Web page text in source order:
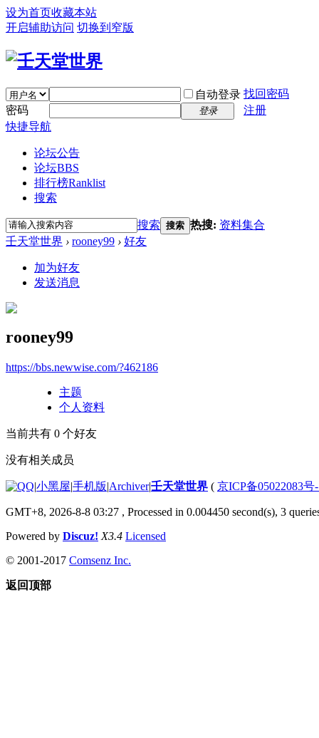
设为首页收藏本站
开启辅助访问 切换到窄版
自动登录 找回密码
密码
登录
注册
快捷导航
论坛公告
论坛BBS
排行榜Ranklist
搜索
搜索 搜索 热搜: 资料集合
壬天堂世界 › rooney99 › 好友
加为好友
发送消息
rooney99
https://bbs.newwise.com/?462186
主题
个人资料
当前共有 0 个好友
没有相关成员
|小黑屋|手机版|Archiver|壬天堂世界 ( 京ICP备05022083号
GMT+8, 2026-8-8 03:27 , Processed in 0.004450 second(s), 3
Powered by Discuz! X3.4 Licensed
© 2001-2017 Comsenz Inc.
返回顶部